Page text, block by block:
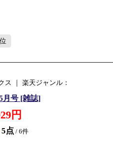
ス ｜ 楽天ジャンル：
月号 [雑誌]
円
5点 / 6件